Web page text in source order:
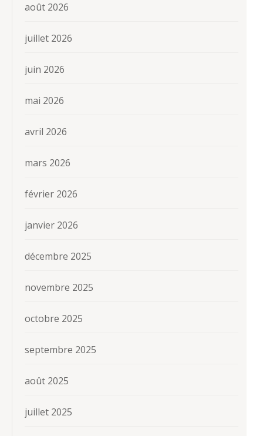
août 2026
juillet 2026
juin 2026
mai 2026
avril 2026
mars 2026
février 2026
janvier 2026
décembre 2025
novembre 2025
octobre 2025
septembre 2025
août 2025
juillet 2025